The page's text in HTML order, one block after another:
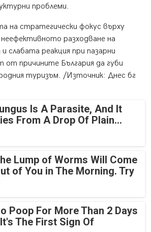
проблеми.
на стратегически фокус върху
разходване на
слабата реакция при пазарни
от причините България да губи
туризъм. /Източник: Днес бг
Is A Parasite, And It
From A Drop Of Plain...
Lump of Worms Will Come
of You in The Morning. Try
Poop For More Than 2 Days
The First Sign Of